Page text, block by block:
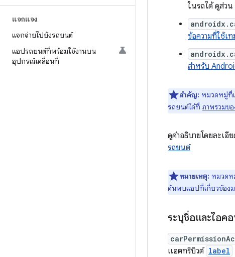
แจกแจง
แจกจ่ายไปยังรถยนต์
แอปรถยนต์ที่พร้อมใช้งานบน
อุปกรณ์เคลื่อนที่
ในรถได้ ดูส่วน
ข้อความที่ใช้เ
สำหรับ
สำคัญ: หมวดหมู่ที่
รถยนต์ได้ที่ ภาพรวมข
ดูคำอธิบายโดยละเ
รถยนต์
หมายเหตุ: หมวดห
ค้นพบแอปที่เกี่ยวข้อง
ระบุชื่อและไอค
แอตทริบิวต์ label